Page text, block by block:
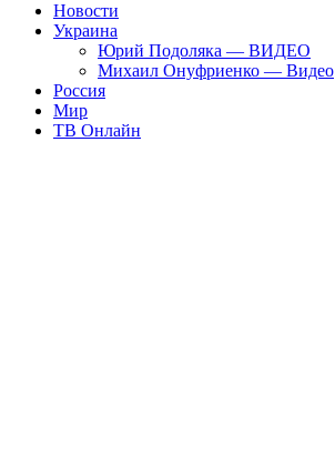
Новости
Украина
Юрий Подоляка — ВИДЕО
Михаил Онуфриенко — Видео
Россия
Мир
ТВ Онлайн